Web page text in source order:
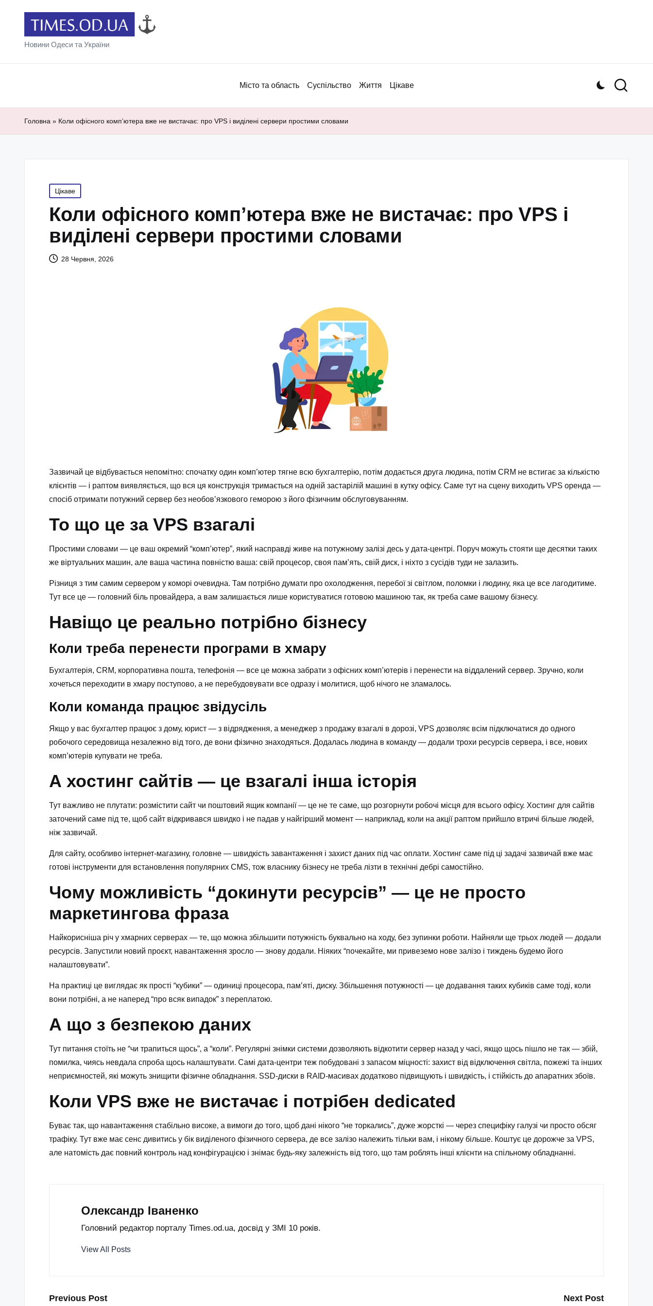
Новини Одеси та України
Місто та область Суспільство Життя Цікаве
Головна » Коли офісного комп’ютера вже не вистачає: про VPS і виділені сервери простими словами
Posted
in
Цікаве
Коли офісного комп’ютера вже не вистачає: про VPS і
виділені сервери простими словами
28 Червня, 2026
Зазвичай це відбувається непомітно: спочатку один комп’ютер тягне всю бухгалтерію, потім додається друга людина, потім CRM не встигає за кількістю
клієнтів — і раптом виявляється, що вся ця конструкція тримається на одній застарілій машині в кутку офісу. Саме тут на сцену виходить VPS оренда —
спосіб отримати потужний сервер без необов’язкового геморою з його фізичним обслуговуванням.
То що це за VPS взагалі
Простими словами — це ваш окремий “комп’ютер”, який насправді живе на потужному залізі десь у дата-центрі. Поруч можуть стояти ще десятки таких
же віртуальних машин, але ваша частина повністю ваша: свій процесор, своя пам’ять, свій диск, і ніхто з сусідів туди не залазить.
Різниця з тим самим сервером у коморі очевидна. Там потрібно думати про охолодження, перебої зі світлом, поломки і людину, яка це все лагодитиме.
Тут все це — головний біль провайдера, а вам залишається лише користуватися готовою машиною так, як треба саме вашому бізнесу.
Навіщо це реально потрібно бізнесу
Коли треба перенести програми в хмару
Бухгалтерія, CRM, корпоративна пошта, телефонія — все це можна забрати з офісних комп’ютерів і перенести на віддалений сервер. Зручно, коли
хочеться переходити в хмару поступово, а не перебудовувати все одразу і молитися, щоб нічого не зламалось.
Коли команда працює звідусіль
Якщо у вас бухгалтер працює з дому, юрист — з відрядження, а менеджер з продажу взагалі в дорозі, VPS дозволяє всім підключатися до одного
робочого середовища незалежно від того, де вони фізично знаходяться. Додалась людина в команду — додали трохи ресурсів сервера, і все, нових
комп’ютерів купувати не треба.
А хостинг сайтів — це взагалі інша історія
Тут важливо не плутати: розмістити сайт чи поштовий ящик компанії — це не те саме, що розгорнути робочі місця для всього офісу. Хостинг для сайтів
заточений саме під те, щоб сайт відкривався швидко і не падав у найгірший момент — наприклад, коли на акції раптом прийшло втричі більше людей,
ніж зазвичай.
Для сайту, особливо інтернет-магазину, головне — швидкість завантаження і захист даних під час оплати. Хостинг саме під ці задачі зазвичай вже має
готові інструменти для встановлення популярних CMS, тож власнику бізнесу не треба лізти в технічні дебрі самостійно.
Чому можливість “докинути ресурсів” — це не просто
маркетингова фраза
Найкорисніша річ у хмарних серверах — те, що можна збільшити потужність буквально на ходу, без зупинки роботи. Найняли ще трьох людей — додали
ресурсів. Запустили новий проєкт, навантаження зросло — знову додали. Ніяких “почекайте, ми привеземо нове залізо і тиждень будемо його
налаштовувати”.
На практиці це виглядає як прості “кубики” — одиниці процесора, пам’яті, диску. Збільшення потужності — це додавання таких кубиків саме тоді, коли
вони потрібні, а не наперед “про всяк випадок” з переплатою.
А що з безпекою даних
Тут питання стоїть не “чи трапиться щось”, а “коли”. Регулярні знімки системи дозволяють відкотити сервер назад у часі, якщо щось пішло не так — збій,
помилка, чиясь невдала спроба щось налаштувати. Самі дата-центри теж побудовані з запасом міцності: захист від відключення світла, пожежі та інших
неприємностей, які можуть знищити фізичне обладнання. SSD-диски в RAID-масивах додатково підвищують і швидкість, і стійкість до апаратних збоїв.
Коли VPS вже не вистачає і потрібен dedicated
Буває так, що навантаження стабільно високе, а вимоги до того, щоб дані нікого “не торкались”, дуже жорсткі — через специфіку галузі чи просто обсяг
трафіку. Тут вже має сенс дивитись у бік виділеного фізичного сервера, де все залізо належить тільки вам, і нікому більше. Коштує це дорожче за VPS,
але натомість дає повний контроль над конфігурацією і знімає будь-яку залежність від того, що там роблять інші клієнти на спільному обладнанні.
Олександр Іваненко
Головний редактор порталу Times.od.ua, досвід у ЗМІ 10 років.
View All Posts
Post
Previous Post Next Post